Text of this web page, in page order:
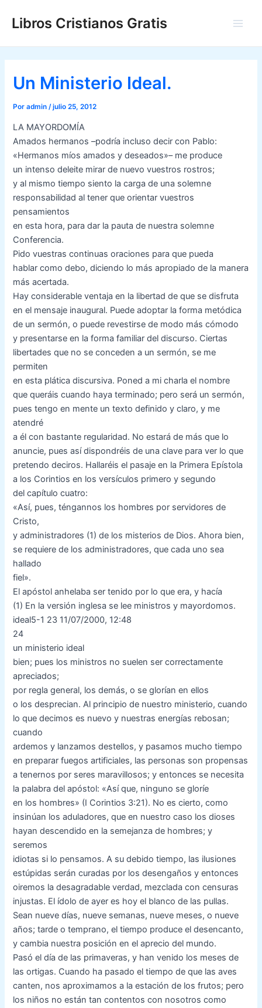
Libros Cristianos Gratis
Un Ministerio Ideal.
Poradmin /julio 25, 2012
LA MAYORDOMÍA
Amados hermanos –podría incluso decir con Pablo:
«Hermanos míos amados y deseados»– me produce
un intenso deleite mirar de nuevo vuestros rostros;
y al mismo tiempo siento la carga de una solemne
responsabilidad al tener que orientar vuestros
pensamientos
en esta hora, para dar la pauta de nuestra solemne
Conferencia.
Pido vuestras continuas oraciones para que pueda
hablar como debo, diciendo lo más apropiado de la manera
más acertada.
Hay considerable ventaja en la libertad de que se disfruta
en el mensaje inaugural. Puede adoptar la forma metódica
de un sermón, o puede revestirse de modo más cómodo
y presentarse en la forma familiar del discurso. Ciertas
libertades que no se conceden a un sermón, se me
permiten
en esta plática discursiva. Poned a mi charla el nombre
que queráis cuando haya terminado; pero será un sermón,
pues tengo en mente un texto definido y claro, y me
atendré
a él con bastante regularidad. No estará de más que lo
anuncie, pues así dispondréis de una clave para ver lo que
pretendo deciros. Hallaréis el pasaje en la Primera Epístola
a los Corintios en los versículos primero y segundo
del capítulo cuatro:
«Así, pues, téngannos los hombres por servidores de
Cristo,
y administradores (1) de los misterios de Dios. Ahora bien,
se requiere de los administradores, que cada uno sea
hallado
fiel».
El apóstol anhelaba ser tenido por lo que era, y hacía
(1) En la versión inglesa se lee ministros y mayordomos.
ideal5-1 23 11/07/2000, 12:48
24
un ministerio ideal
bien; pues los ministros no suelen ser correctamente
apreciados;
por regla general, los demás, o se glorían en ellos
o los desprecian. Al principio de nuestro ministerio, cuando
lo que decimos es nuevo y nuestras energías rebosan;
cuando
ardemos y lanzamos destellos, y pasamos mucho tiempo
en preparar fuegos artificiales, las personas son propensas
a tenernos por seres maravillosos; y entonces se necesita
la palabra del apóstol: «Así que, ninguno se gloríe
en los hombres» (I Corintios 3:21). No es cierto, como
insinúan los aduladores, que en nuestro caso los dioses
hayan descendido en la semejanza de hombres; y
seremos
idiotas si lo pensamos. A su debido tiempo, las ilusiones
estúpidas serán curadas por los desengaños y entonces
oiremos la desagradable verdad, mezclada con censuras
injustas. El ídolo de ayer es hoy el blanco de las pullas.
Sean nueve días, nueve semanas, nueve meses, o nueve
años; tarde o temprano, el tiempo produce el desencanto,
y cambia nuestra posición en el aprecio del mundo.
Pasó el día de las primaveras, y han venido los meses de
las ortigas. Cuando ha pasado el tiempo de que las aves
canten, nos aproximamos a la estación de los frutos; pero
los niños no están tan contentos con nosotros como